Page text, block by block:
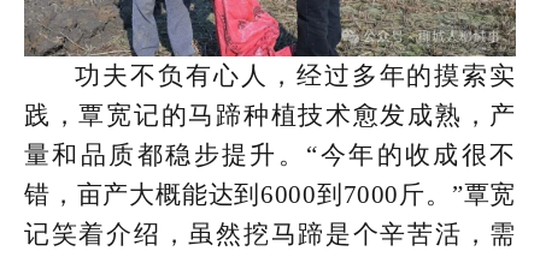
功夫不负有心人，经过多年的摸索实
践，覃宽记的马蹄种植技术愈发成熟，产
量和品质都稳步提升。“今年的收成很不
错，亩产大概能达到6000到7000斤。”覃宽
记笑着介绍，虽然挖马蹄是个辛苦活，需